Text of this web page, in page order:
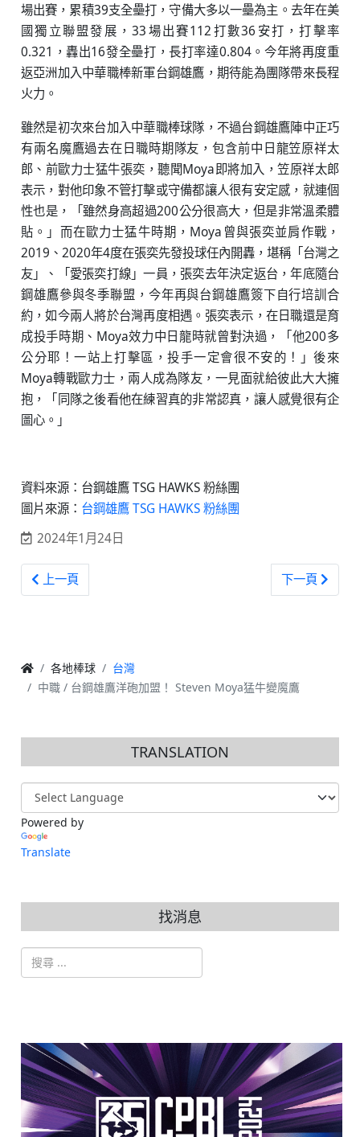
場出賽，累積39支全壘打，守備大多以一壘為主。去年在美
國獨立聯盟發展，33場出賽112打數36安打，打擊率
0.321，轟出16發全壘打，長打率達0.804。今年將再度重
返亞洲加入中華職棒新軍台鋼雄鷹，期待能為團隊帶來長程
火力。
雖然是初次來台加入中華職棒球隊，不過台鋼雄鷹陣中正巧
有兩名魔鷹過去在日職時期隊友，包含前中日龍笠原祥太
郎、前歐力士猛牛張奕，聽聞Moya即將加入，笠原祥太郎
表示，對他印象不管打擊或守備都讓人很有安定感，就連個
性也是，「雖然身高超過200公分很高大，但是非常溫柔體
貼。」而在歐力士猛牛時期，Moya曾與張奕並肩作戰，
2019、2020年4度在張奕先發投球任內開轟，堪稱「台灣之
友」、「愛張奕打線」一員，張奕去年決定返台，年底隨台
鋼雄鷹參與冬季聯盟，今年再與台鋼雄鷹簽下自行培訓合
約，如今兩人將於台灣再度相遇。張奕表示，在日職還是育
成投手時期、Moya效力中日龍時就曾對決過，「他200多
公分耶！一站上打擊區，投手一定會很不安的！」後來
Moya轉戰歐力士，兩人成為隊友，一見面就給彼此大大擁
抱，「同隊之後看他在練習真的非常認真，讓人感覺很有企
圖心。」
資料來源：台鋼雄鷹 TSG HAWKS 粉絲團
圖片來源： 台鋼雄鷹 TSG HAWKS 粉絲團
2024年1月24日
上一篇文章: 中職 / 「夠悍」富邦悍將年度口號展現企圖心
上一頁 下一篇文章:
下一頁
各地棒球
台灣
中職 / 台鋼雄鷹洋砲加盟！ Steven Moya猛牛變魔鷹
TRANSLATION
Powered by
Translate
找消息
搜索